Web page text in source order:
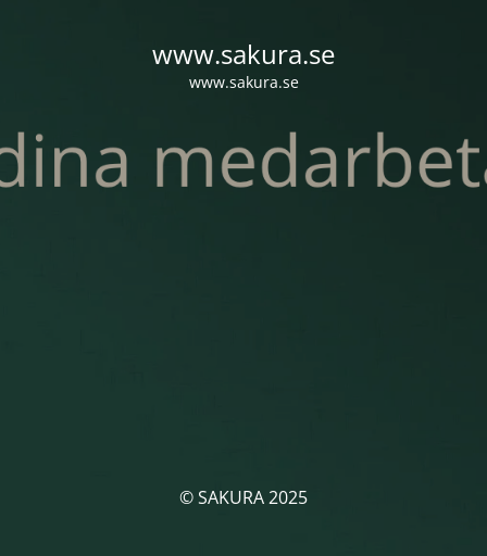
www.sakura.se
www.sakura.se
© SAKURA 2025